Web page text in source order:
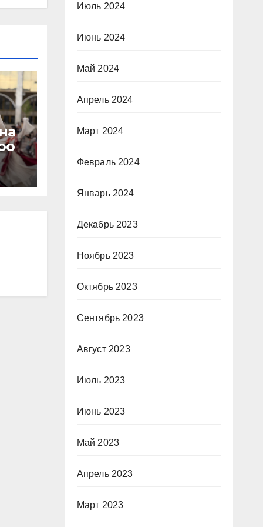
Июль 2024
Июнь 2024
Май 2024
Апрель 2024
Март 2024
Февраль 2024
Январь 2024
Декабрь 2023
Ноябрь 2023
Октябрь 2023
Сентябрь 2023
Август 2023
Июль 2023
Июнь 2023
Май 2023
Апрель 2023
Март 2023